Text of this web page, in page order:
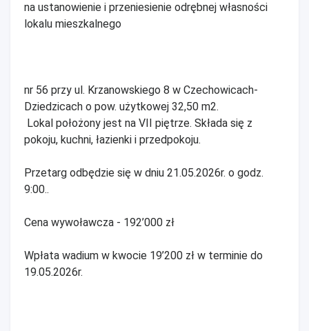
na ustanowienie i przeniesienie odrębnej własności
lokalu mieszkalnego
nr 56 przy ul. Krzanowskiego 8 w Czechowicach-
Dziedzicach o pow. użytkowej 32,50 m2.
Lokal położony jest na VII piętrze. Składa się z
pokoju, kuchni, łazienki i przedpokoju.
Przetarg odbędzie się w dniu 21.05.2026r. o godz.
9:00..
Cena wywoławcza - 192’000 zł
Wpłata wadium w kwocie 19’200 zł w terminie do
19.05.2026r.